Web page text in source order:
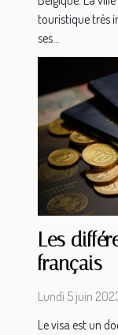
touristique très
ses...
Les
français
Lundi 5 juin
Le visa est un